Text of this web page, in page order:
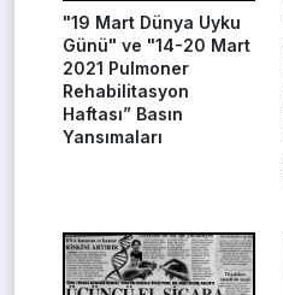
"19 Mart Dünya Uyku
Günü" ve "14-20 Mart
2021 Pulmoner
Rehabilitasyon
Haftası” Basın
Yansımaları